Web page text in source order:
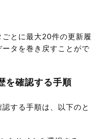
とに最大20件の更新履
タを巻き戻すことがで
を確認する手順
する手順は、以下のと